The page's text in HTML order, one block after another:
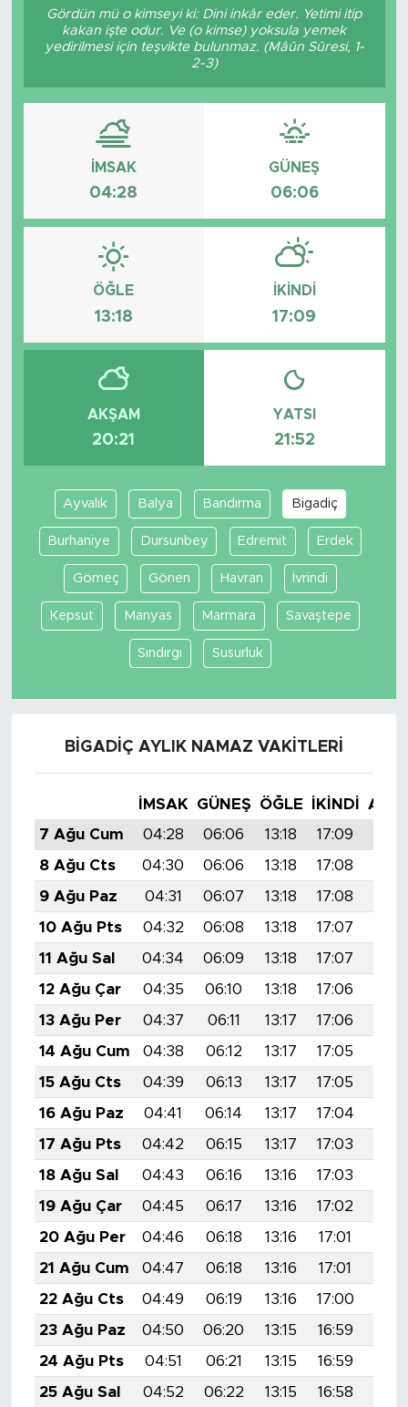
Gördün mü o kimseyi ki: Dini inkâr eder. Yetimi itip
kakan işte odur. Ve (o kimse) yoksula yemek
yedirilmesi için teşvikte bulunmaz. (Mâûn Sûresi, 1-
2-3)
İMSAK
04:28
GÜNEŞ
06:06
ÖĞLE
13:18
İKINDI
17:09
AKŞAM
20:21
YATSI
21:52
Ayvalık Balya Bandırma Bigadiç
Burhaniye Dursunbey Edremit Erdek
Gömeç Gönen Havran İvrindi
Kepsut Manyas Marmara Savaştepe
Sındırgı Susurluk
BIGADIÇ AYLIK NAMAZ VAKITLERI
İMSAK GÜNEŞ ÖĞLE İKINDI
7 Ağu Cum
04:28 06:06 13:18 17:09
8 Ağu Cts
04:30 06:06 13:18 17:08
9 Ağu Paz
04:31 06:07 13:18 17:08
10 Ağu Pts
04:32 06:08 13:18 17:07
11 Ağu Sal
04:34 06:09 13:18 17:07
12 Ağu Çar
04:35 06:10 13:18 17:06
13 Ağu Per
04:37 06:11 13:17 17:06
14 Ağu Cum
04:38 06:12 13:17 17:05
15 Ağu Cts
04:39 06:13 13:17 17:05
16 Ağu Paz
04:41 06:14 13:17 17:04
17 Ağu Pts
04:42 06:15 13:17 17:03
18 Ağu Sal
04:43 06:16 13:16 17:03
19 Ağu Çar
04:45 06:17 13:16 17:02
20 Ağu Per
04:46 06:18 13:16 17:01
21 Ağu Cum
04:47 06:18 13:16 17:01
22 Ağu Cts
04:49 06:19 13:16 17:00
23 Ağu Paz
04:50 06:20 13:15 16:59
24 Ağu Pts
04:51 06:21 13:15 16:59
25 Ağu Sal
04:52 06:22 13:15 16:58